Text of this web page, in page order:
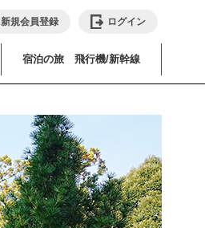
新規会員登録 ログイン
宿泊の旅 飛行機/新幹線